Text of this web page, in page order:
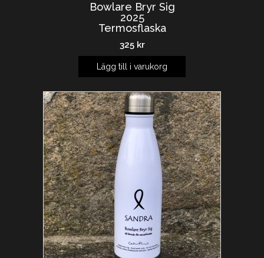
Bowlare Bryr Sig
2025
Termosflaska
325 kr
Lägg till i varukorg